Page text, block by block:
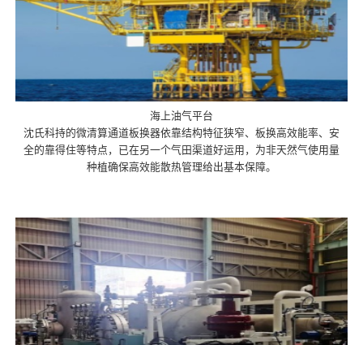
海上油气平台
沈氏科持的微清算通道板换器依靠结构特征狭窄、板换高效能率、安
全的靠得住等特点，已在另一个气田渠道好运用，为非天然气使用量
种植确保高效能散热管理给出基本保障。